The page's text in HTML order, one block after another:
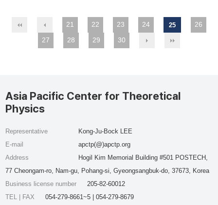
21 22 23 24 25
26
27
28 29 30
Asia Pacific Center for Theoretical
Physics
Representative
Kong-Ju-Bock LEE
E-mail
apctp(@)apctp.org
Address
Hogil Kim Memorial Building #501 POSTECH,
77 Cheongam-ro, Nam-gu, Pohang-si, Gyeongsangbuk-do, 37673, Korea
Business license number
205-82-60012
TEL | FAX
054-279-8661~5 | 054-279-8679